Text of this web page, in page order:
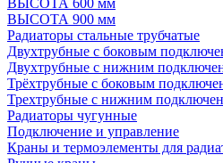
ВЫСОТА 900 мм
Радиаторы стальные трубчатые
Двухтрубные с боковым
Двухтрубные с нижним
Трёхтрубные с боковым
Трехтрубные с нижним
Радиаторы чугунные
Подключение и управление
Краны и термоэлементы для